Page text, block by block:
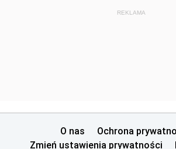
REKLAMA
O nas
Ochrona
Zmień ustawienia prywatności